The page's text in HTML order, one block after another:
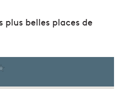
belles places de